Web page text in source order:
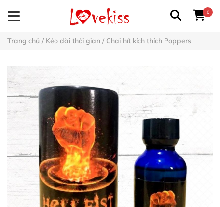
0
Trang chủ / Kéo dài thời gian / Chai hít kích thích Poppers